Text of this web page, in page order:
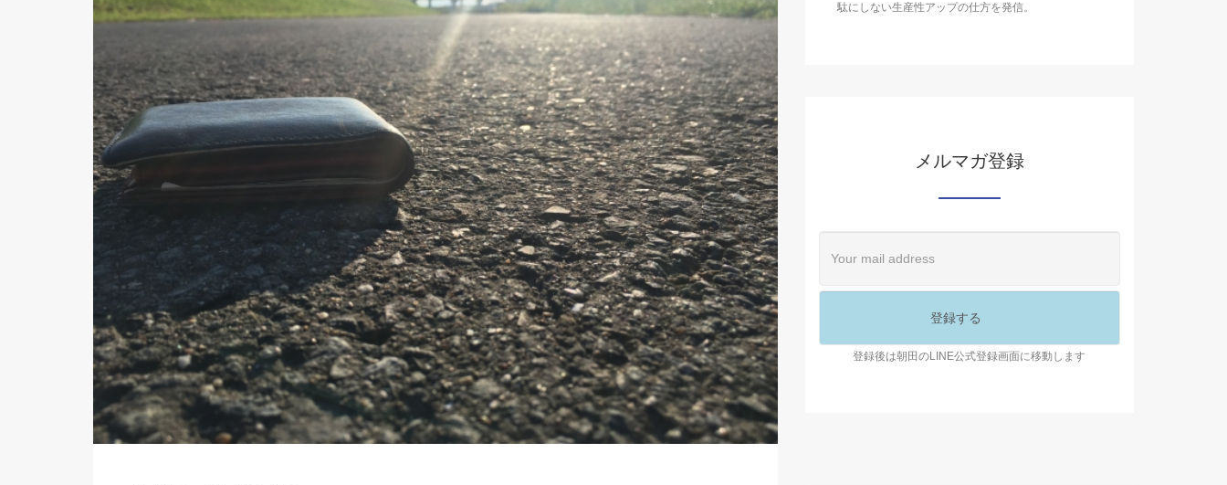
駄にしない生産性アップの仕方を発信。
メルマガ登録
登録後は朝田のLINE公式登録画面に移動します